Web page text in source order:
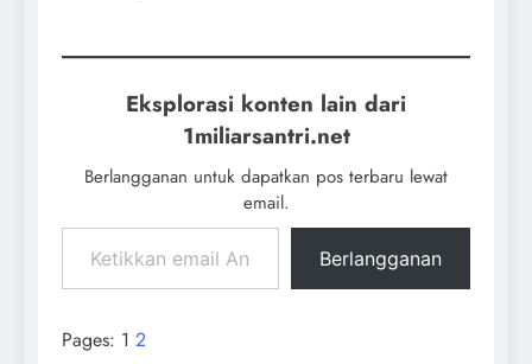
Eksplorasi konten lain dari
1miliarsantri.net
Berlangganan untuk dapatkan pos terbaru lewat
email.
Berlangganan
Pages: 1 2